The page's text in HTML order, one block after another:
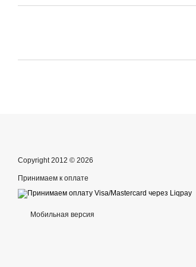
Copyright 2012 © 2026
Принимаем к оплате
Мобильная версия